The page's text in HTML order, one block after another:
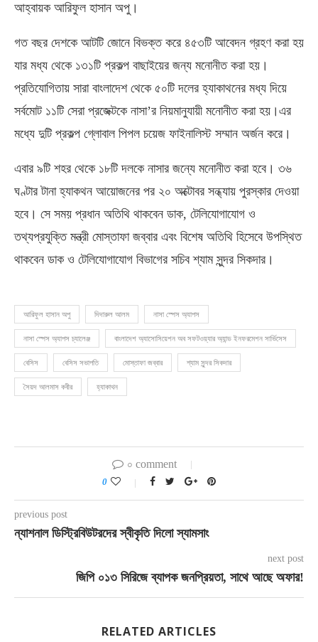
আহ্বায়ক আরিফুল হাসান অপু।
গত বছর দেশকে আটটি জোনে বিভক্ত করে ৪৫৩টি আবেদন গ্রহণ করা হয়
যার মধ্য থেকে ১৩১টি প্রকল্প বাছাইয়ের জন্য মনোনীত করা হয়।
প্রতিযোগিতায় সারা বাংলাদেশ থেকে ৫০টি দলের হ্যাকাথনের মধ্য দিয়ে
সর্বমোট ১১টি সেরা প্রজেক্টকে নাসা’র নিয়মানুযায়ী মনোনীত করা হয়।এর
মধ্যে দুটি প্রকল্প গ্লোবাল পিপল চয়েজ ফাইনালিস্ট সম্মান অর্জন করে।
এবার ৯টি শহর থেকে ১৮টি দলকে নাসার জন্যে মনোনীত করা হবে। ৩৬
ঘণ্টার টানা হ্যাকথন আয়োজনের পর ২০ অক্টোবর সন্ধ্যায় পুরস্কার দেওয়া
হবে। সে সময় প্রধান অতিথি থাকবেন ডাক, টেলিযোগাযোগ ও
তথ্যপ্রযুক্তি মন্ত্রী মোস্তাফা জব্বার এবং বিশেষ অতিথি হিসেবে উপস্থিত
থাকবেন ডাক ও টেলিযোগাযোগ বিভাগের সচিব শ্যাম সুন্দর সিকদার।
আরিফুল হাসান অপু দিদারুল আলম নাসা স্পেস অ্যাপস
নাসা স্পেস অ্যাপস চ্যালেঞ্জ বাংলাদেশ অ্যাসোসিয়েশন অব সফটওয়্যার অ্যান্ড ইনফরমেশন সার্ভিসেস
বেসিস বেসিস সভাপতি মোস্তাফা জব্বার শ্যাম সুন্দর সিকদার
সৈয়দ আলমাস কবীর হ্যাকাথন
০ comment
0
previous post
ন্যাশনাল ডিস্ট্রিবিউটরদের স্বীকৃতি দিলো স্যামসাং
next post
জিপি ০১৩ সিরিজে ব্যাপক জনপ্রিয়তা, সাথে আছে অফার!
RELATED ARTICLES